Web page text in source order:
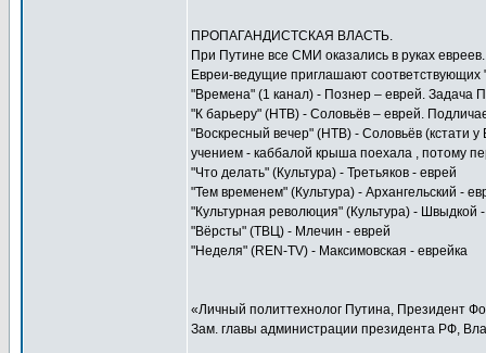
ПРОПАГАНДИСТСКАЯ ВЛАСТЬ.
При Путине все СМИ оказались в руках евреев.
Евреи-ведущие приглашают соответствующих
"Времена" (1 канал) - Познер – еврей. Задача
"К барьеру" (НТВ) - Соловьёв – еврей.
"Воскресный вечер" (НТВ) - Соловьёв (кстати
учением - каббалой крыша поехала , потому
"Что делать" (Культура) - Третьяков - еврей
"Тем временем" (Культура) - Архангельский -
"Культурная революция" (Культура) - Швыдкой
"Вёрсты" (ТВЦ) - Млечин - еврей
"Неделя" (REN-TV) - Максимовская - еврейка
«Личный политтехнолог Путина, Президент
Зам. главы администрации президента РФ,